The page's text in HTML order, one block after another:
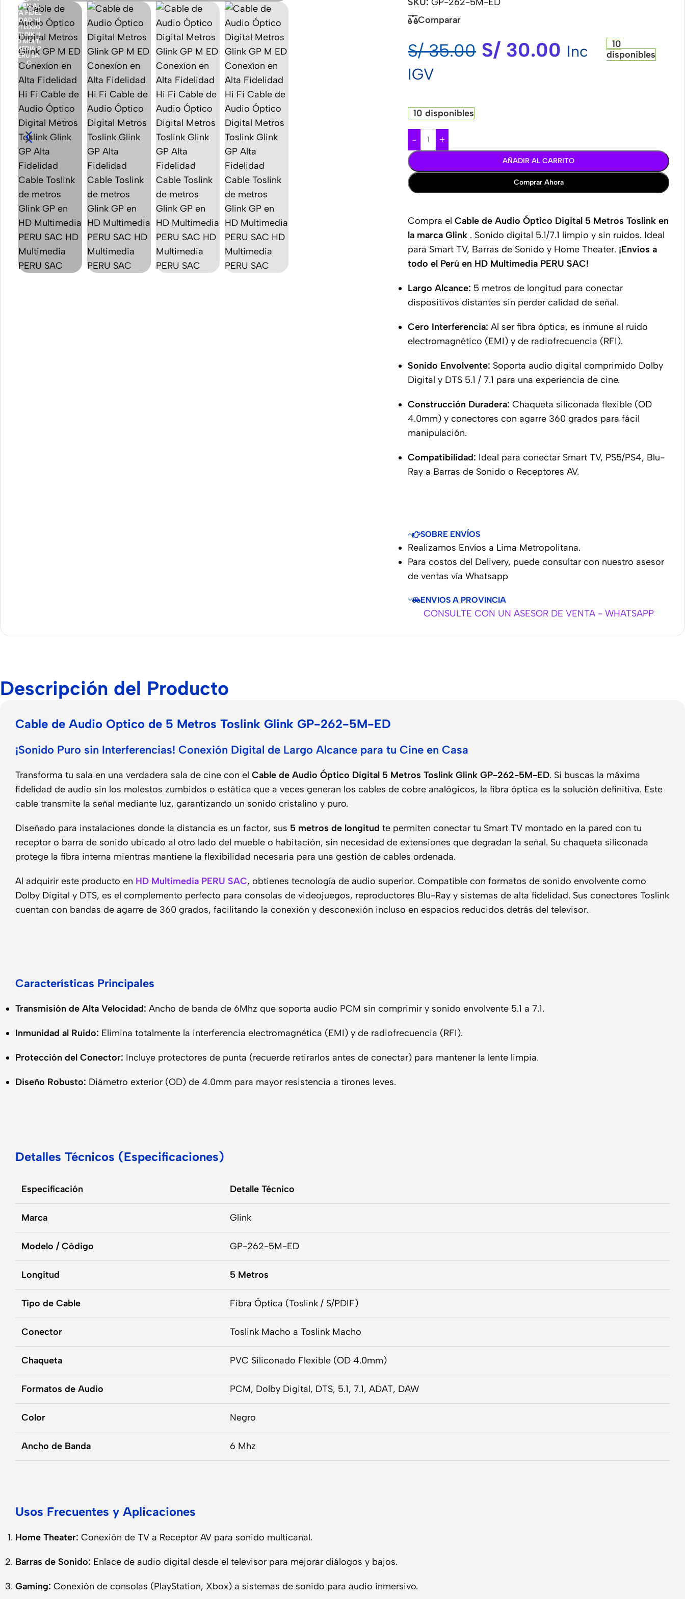
Accesorios
Para
Celular
Adaptadores
para Celular
Accesorios
Celular
o
Comparar
S/35.00 S/ 30.00 Inc
IGV
10
disponibles
10 disponibles
- +
AÑADIR AL CARRITO
Comprar Ahora
Compra el Cable de Audio Óptico Digital 5 Metros Toslink en
la marca Glink . Sonido digital 5.1/7.1 limpio y sin ruidos. Ideal
para Smart TV, Barras de Sonido y Home Theater. ¡Envíos a
todo el Perú en HD Multimedia PERU SAC!
Largo Alcance: 5 metros de longitud para conectar
dispositivos distantes sin perder calidad de señal.
Cero Interferencia: Al ser fibra óptica, es inmune al ruido
electromagnético (EMI) y de radiofrecuencia (RFI).
Sonido Envolvente: Soporta audio digital comprimido Dolby
Digital y DTS 5.1 / 7.1 para una experiencia de cine.
Construcción Duradera: Chaqueta siliconada flexible (OD
4.0mm) y conectores con agarre 360 grados para fácil
manipulación.
Compatibilidad: Ideal para conectar Smart TV, PS5/PS4, Blu-
Ray a Barras de Sonido o Receptores AV.
SOBRE ENVÍOS
Realizamos Envíos a Lima Metropolitana.
Para costos del Delivery, puede consultar con nuestro asesor
de ventas vía Whatsapp
ENVIOS A PROVINCIA
CONSULTE CON UN ASESOR DE VENTA - WHATSAPP
Descripción del Producto
Cable de Audio Optico de 5 Metros Toslink Glink GP-262-5M-ED
¡Sonido Puro sin Interferencias! Conexión Digital de Largo Alcance para tu Cine en Casa
Transforma tu sala en una verdadera sala de cine con el Cable de Audio Óptico Digital 5 Metros Toslink Glink GP-262-5M-ED. Si buscas la máxima
fidelidad de audio sin los molestos zumbidos o estática que a veces generan los cables de cobre analógicos, la fibra óptica es la solución definitiva. Este
cable transmite la señal mediante luz, garantizando un sonido cristalino y puro.
Diseñado para instalaciones donde la distancia es un factor, sus 5 metros de longitud te permiten conectar tu Smart TV montado en la pared con tu
receptor o barra de sonido ubicado al otro lado del mueble o habitación, sin necesidad de extensiones que degradan la señal. Su chaqueta siliconada
protege la fibra interna mientras mantiene la flexibilidad necesaria para una gestión de cables ordenada.
Al adquirir este producto en HD Multimedia PERU SAC, obtienes tecnología de audio superior. Compatible con formatos de sonido envolvente como
Dolby Digital y DTS, es el complemento perfecto para consolas de videojuegos, reproductores Blu-Ray y sistemas de alta fidelidad. Sus conectores Toslink
cuentan con bandas de agarre de 360 grados, facilitando la conexión y desconexión incluso en espacios reducidos detrás del televisor.
Características Principales
Transmisión de Alta Velocidad: Ancho de banda de 6Mhz que soporta audio PCM sin comprimir y sonido envolvente 5.1 a 7.1.
Inmunidad al Ruido: Elimina totalmente la interferencia electromagnética (EMI) y de radiofrecuencia (RFI).
Protección del Conector: Incluye protectores de punta (recuerde retirarlos antes de conectar) para mantener la lente limpia.
Diseño Robusto: Diámetro exterior (OD) de 4.0mm para mayor resistencia a tirones leves.
Detalles Técnicos (Especificaciones)
Especificación Detalle Técnico
Marca Glink
Modelo / Código GP-262-5M-ED
Longitud 5 Metros
Tipo de Cable Fibra Óptica (Toslink / S/PDIF)
Conector Toslink Macho a Toslink Macho
Chaqueta PVC Siliconado Flexible (OD 4.0mm)
Formatos de Audio PCM, Dolby Digital, DTS, 5.1, 7.1, ADAT, DAW
Color Negro
Ancho de Banda 6 Mhz
Usos Frecuentes y Aplicaciones
Home Theater: Conexión de TV a Receptor AV para sonido multicanal.
Barras de Sonido: Enlace de audio digital desde el televisor para mejorar diálogos y bajos.
Gaming: Conexión de consolas (PlayStation, Xbox) a sistemas de sonido para audio inmersivo.